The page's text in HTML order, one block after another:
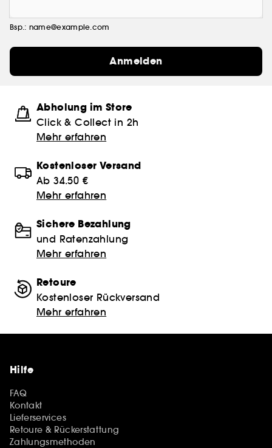
Bsp.: name@example.com
Anmelden
Abholung im Store
Click & Collect in 2h
Mehr erfahren
Kostenloser Versand
Ab 34.50 €
Mehr erfahren
Sichere Bezahlung
und Ratenzahlung
Mehr erfahren
Retoure
Kostenloser Rückversand
Mehr erfahren
Hilfe
FAQ
Kontakt
Lieferservices
Retoure & Rückerstattung
Zahlungsmethoden